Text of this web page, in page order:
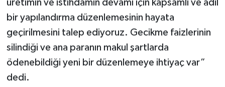
üretimin ve istihdamın devamı için kapsamlı ve adil
bir yapılandırma düzenlemesinin hayata
geçirilmesini talep ediyoruz. Gecikme faizlerinin
silindiği ve ana paranın makul şartlarda
ödenebildiği yeni bir düzenlemeye ihtiyaç var”
dedi.